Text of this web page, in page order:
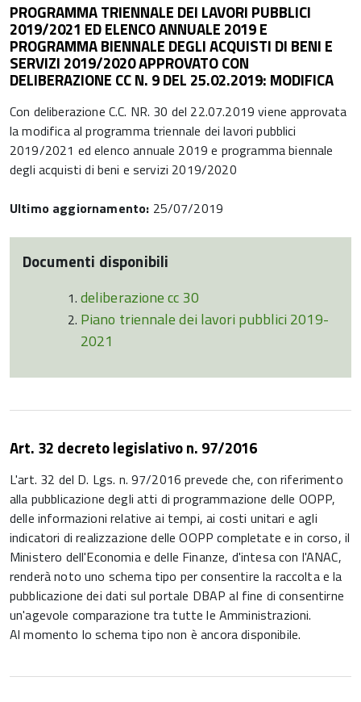
PROGRAMMA TRIENNALE DEI LAVORI PUBBLICI
2019/2021 ED ELENCO ANNUALE 2019 E
PROGRAMMA BIENNALE DEGLI ACQUISTI DI BENI E
SERVIZI 2019/2020 APPROVATO CON
DELIBERAZIONE CC N. 9 DEL 25.02.2019: MODIFICA
Con deliberazione C.C. NR. 30 del 22.07.2019 viene approvata
la modifica al programma triennale dei lavori pubblici
2019/2021 ed elenco annuale 2019 e programma biennale
degli acquisti di beni e servizi 2019/2020
Ultimo aggiornamento: 25/07/2019
Documenti disponibili
deliberazione cc 30
Piano triennale dei lavori pubblici 2019-
2021
Art. 32 decreto legislativo n. 97/2016
L'art. 32 del D. Lgs. n. 97/2016 prevede che, con riferimento
alla pubblicazione degli atti di programmazione delle OOPP,
delle informazioni relative ai tempi, ai costi unitari e agli
indicatori di realizzazione delle OOPP completate e in corso, il
Ministero dell'Economia e delle Finanze, d'intesa con l'ANAC,
renderà noto uno schema tipo per consentire la raccolta e la
pubblicazione dei dati sul portale DBAP al fine di consentirne
un'agevole comparazione tra tutte le Amministrazioni.
Al momento lo schema tipo non è ancora disponibile.